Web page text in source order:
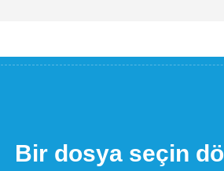
Bir dosya seçin